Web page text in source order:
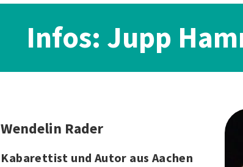
Infos: Jupp
Wendelin Rader
Kabarettist und Autor aus Aachen